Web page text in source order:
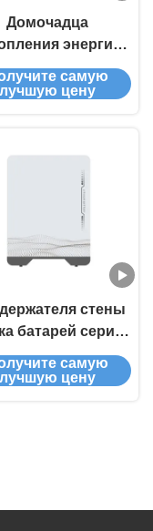
Домочадца
энергии
48V 51.2V 200Ah
200AH блока
самую
лучшую цену
стены
батарей серии
100Ah AT48-
накопления
самую
лучшую цену